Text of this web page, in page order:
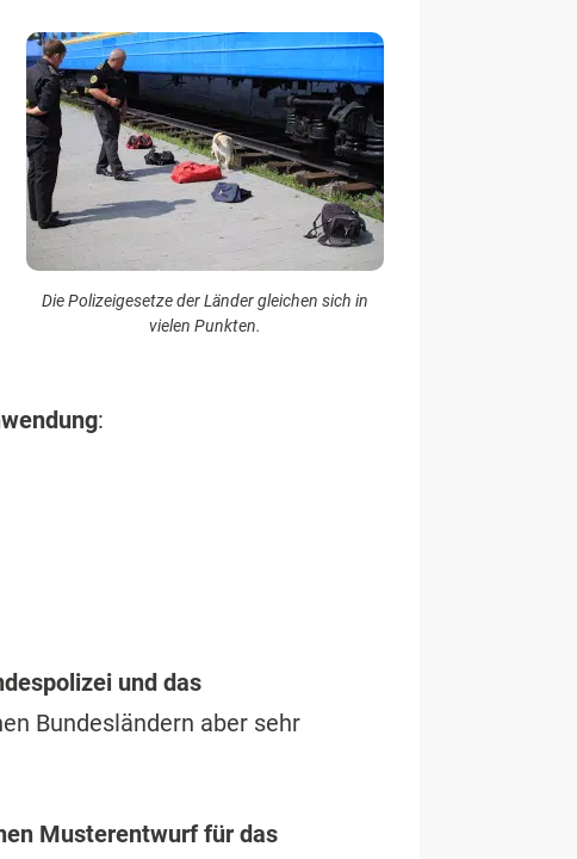
Die Polizeigesetze der Länder gleichen sich in
vielen Punkten.
:
und das
Bundesländern aber sehr
Musterentwurf für das